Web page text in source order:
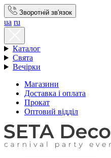
Зворотній зв'язок
ua ru
Каталог
Свята
Вечірки
Магазини
Доставка і оплата
Прокат
Оптовий відділ